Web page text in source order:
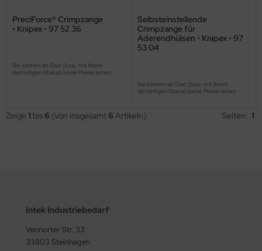
PreciForce® Crimpzange
• Knipex • 97 52 36
Sie können als Gast (bzw. mit Ihrem
derzeitigen Status) keine Preise sehen.
Selbsteinstellende
Crimpzange für
Aderendhülsen • Knipex • 97
53 04
Sie können als Gast (bzw. mit Ihrem
derzeitigen Status) keine Preise sehen.
Zeige 1 bis 6 (von insgesamt 6 Artikeln) Seiten: 1
Intek Industriebedarf
Vennorter Str. 33
33803 Steinhagen